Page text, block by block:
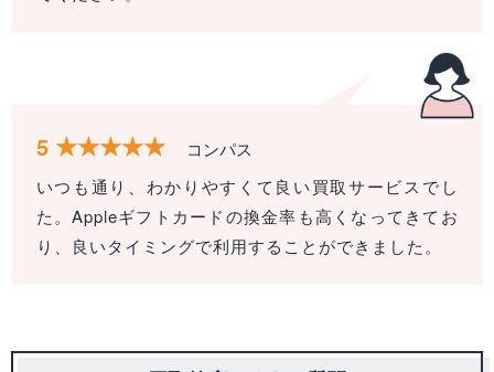
5
コンパス
いつも通り、わかりやすくて良い買取サービスでし
た。Appleギフトカードの換金率も高くなってきてお
り、良いタイミングで利用することができました。